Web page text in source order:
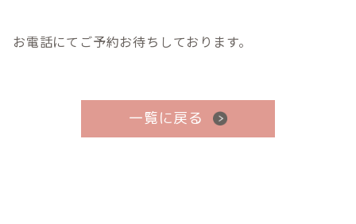
お電話にてご予約お待ちしております。
一覧に戻る